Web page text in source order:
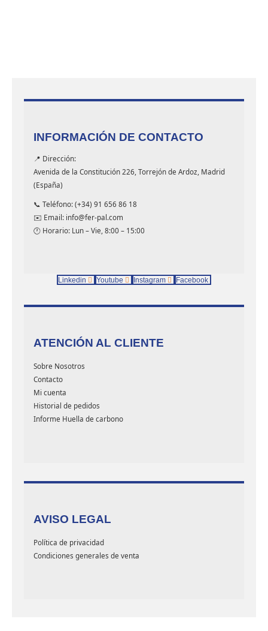
INFORMACIÓN DE CONTACTO
📍 Dirección:
Avenida de la Constitución 226, Torrejón de Ardoz, Madrid
(España)
📞 Teléfono: (+34) 91 656 86 18
✉️ Email: info@fer-pal.com
🕐 Horario: Lun – Vie, 8:00 – 15:00
Linkedin Youtube Instagram Facebook
ATENCIÓN AL CLIENTE
Sobre Nosotros
Contacto
Mi cuenta
Historial de pedidos
Informe Huella de carbono
AVISO LEGAL
Política de privacidad
Condiciones generales de venta